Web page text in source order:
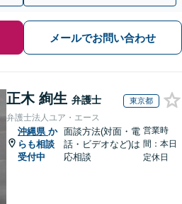
メールでお問い合わせ
正木 絢生 弁護士 東京都
弁護士法人ユア・エース
沖縄県 か
らも相談
受付中
面談方法(対面・電
話・ビデオなど)は
応相談
営業時
間：本日
定休日